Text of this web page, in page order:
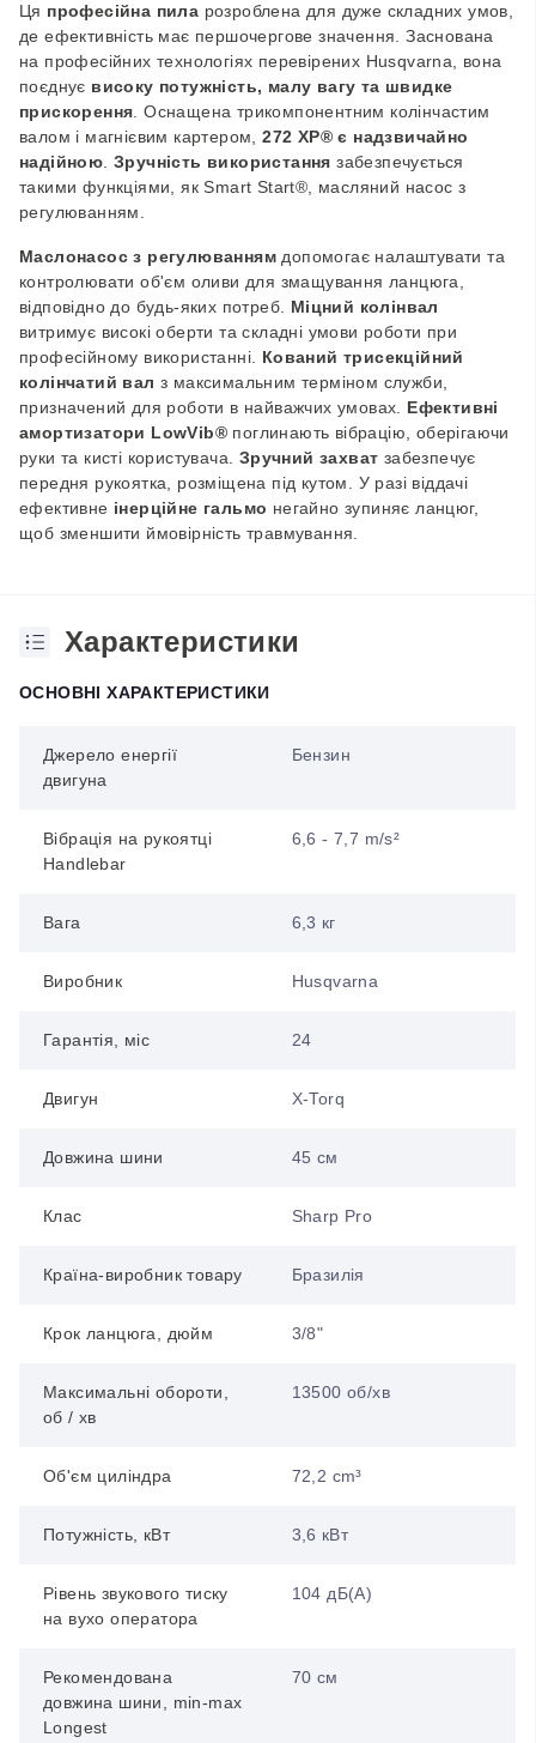
Ця професійна пила розроблена для дуже складних умов,
де ефективність має першочергове значення. Заснована
на професійних технологіях перевірених Husqvarna, вона
поєднує високу потужність, малу вагу та швидке
прискорення . Оснащена трикомпонентним колінчастим
валом і магнієвим картером,272 XP® є надзвичайно
надійною .Зручність використання забезпечується
такими функціями, як Smart Start®, масляний насос з
регулюванням.
Маслонасос з регулюванням допомогає налаштувати та
контролювати об'єм оливи для змащування ланцюга
відповідно до будь-яких потреб.
Міцний колінвал
витримує високі оберти та складні умови роботи при
професійному використанні.
Кований трисекційний
колінчатий вал з максимальним терміном служби,
призначений для роботи в найважчих умовах.
Ефективні
амортизатори LowVib® поглинають вібрацію, оберігаючи
руки та кисті користувача. Зручний захват забезпечує
передня рукоятка, розміщена під кутом. У разі віддачі
ефективне інерційне гальмо негайно зупиняє ланцюг,
щоб зменшити ймовірність травмування.
Характеристики
ОСНОВНІ ХАРАКТЕРИСТИКИ
Джерело енергії
двигуна
Бензин
Вібрація на рукоятці
Handlebar
6,6 - 7,7 m/s²
Вага 6,3 кг
Виробник Husqvarna
Гарантія, міс 24
Двигун X-Torq
Довжина шини 45 см
Клас Sharp Pro
Країна-виробник товару Бразилія
Крок ланцюга, дюйм 3/8"
Максимальні обороти,
об / хв
13500 об/хв
Об'єм циліндра 72,2 cm³
Потужність, кВт 3,6 кВт
Рівень звукового тиску
на вухо оператора
104 дБ(А)
Рекомендована
довжина шини, min-max
Longest
70 см